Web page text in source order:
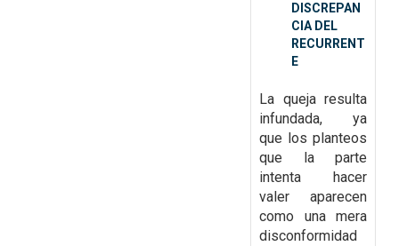
DISCREPAN
CIA DEL
RECURRENT
E
La queja resulta
infundada, ya
que los planteos
que la parte
intenta hacer
valer aparecen
como una mera
disconformidad